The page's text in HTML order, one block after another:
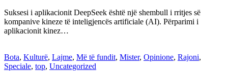
Suksesi i aplikacionit DeepSeek është një shembull i rritjes së
kompanive kineze të inteligjencës artificiale (AI). Përparimi i
aplikacionit kinez…
Bota, Kulturë, Lajme, Më të fundit, Mister, Opinione, Rajoni,
Speciale, top, Uncategorized